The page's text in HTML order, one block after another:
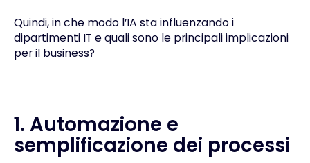
Quindi, in che modo l’IA sta influenzando i
dipartimenti IT e quali sono le principali implicazioni
per il business?
1. Automazione e
semplificazione dei processi